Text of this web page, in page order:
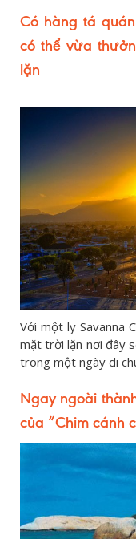
Có hàng tá
có thể vừa
lặn
Với một ly Savanna
mặt trời lặn nơi đây
trong một ngày di
Ngay ngoài
của “Chim cánh